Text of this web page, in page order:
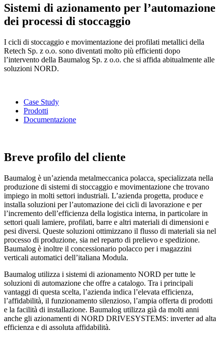
Sistemi di azionamento per l’automazione
dei processi di stoccaggio
I cicli di stoccaggio e movimentazione dei profilati metallici della
Retech Sp. z o.o. sono diventati molto più efficienti dopo
l’intervento della Baumalog Sp. z o.o. che si affida abitualmente alle
soluzioni NORD.
Case Study
Prodotti
Documentazione
Breve profilo del cliente
Baumalog è un’azienda metalmeccanica polacca, specializzata nella
produzione di sistemi di stoccaggio e movimentazione che trovano
impiego in molti settori industriali. L’azienda progetta, produce e
installa soluzioni per l’automazione dei cicli di lavorazione e per
l’incremento dell’efficienza della logistica interna, in particolare in
settori quali lamiere, profilati, barre e altri materiali di dimensioni e
pesi diversi. Queste soluzioni ottimizzano il flusso di materiali sia nel
processo di produzione, sia nel reparto di prelievo e spedizione.
Baumalog è inoltre il concessionario polacco per i magazzini
verticali automatici dell’italiana Modula.
Baumalog utilizza i sistemi di azionamento NORD per tutte le
soluzioni di automazione che offre a catalogo. Tra i principali
vantaggi di questa scelta, l’azienda indica l’elevata efficienza,
l’affidabilità, il funzionamento silenzioso, l’ampia offerta di prodotti
e la facilità di installazione. Baumalog utilizza già da molti anni
anche gli azionamenti di NORD DRIVESYSTEMS: inverter ad alta
efficienza e di assoluta affidabilità.